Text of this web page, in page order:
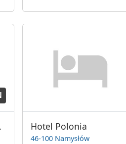
Hotel Polonia
46-100 Namysłów